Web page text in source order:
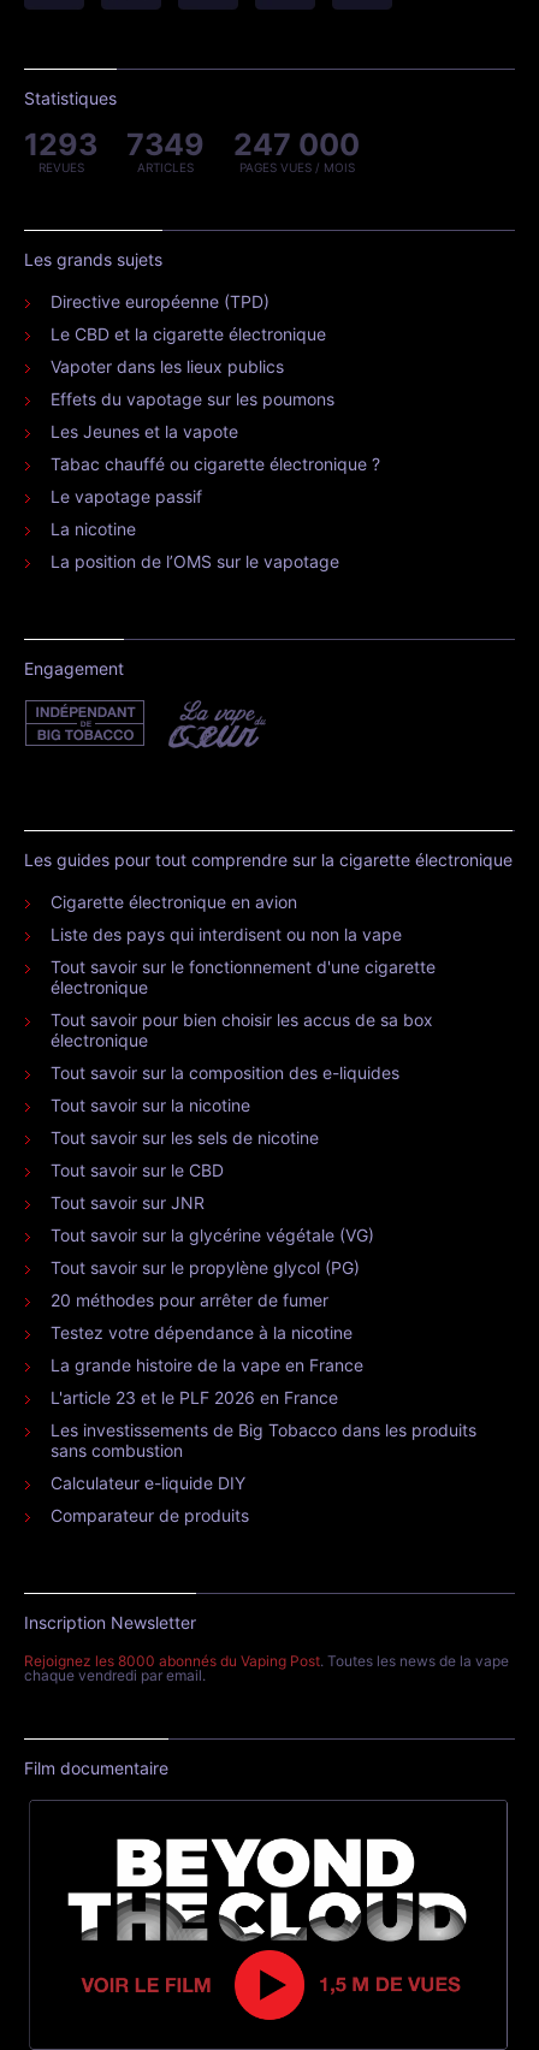
Statistiques
1293
REVUES
7349
ARTICLES
247 000
PAGES VUES / MOIS
Les grands sujets
Directive européenne (TPD)
Le CBD et la cigarette électronique
Vapoter dans les lieux publics
Effets du vapotage sur les poumons
Les Jeunes et la vapote
Tabac chauffé ou cigarette électronique ?
Le vapotage passif
La nicotine
La position de l’OMS sur le vapotage
Engagement
Les guides pour tout comprendre sur la cigarette électronique
Cigarette électronique en avion
Liste des pays qui interdisent ou non la vape
Tout savoir sur le fonctionnement d'une cigarette
électronique
Tout savoir pour bien choisir les accus de sa box
électronique
Tout savoir sur la composition des e-liquides
Tout savoir sur la nicotine
Tout savoir sur les sels de nicotine
Tout savoir sur le CBD
Tout savoir sur JNR
Tout savoir sur la glycérine végétale (VG)
Tout savoir sur le propylène glycol (PG)
20 méthodes pour arrêter de fumer
Testez votre dépendance à la nicotine
La grande histoire de la vape en France
L'article 23 et le PLF 2026 en France
Les investissements de Big Tobacco dans les produits
sans combustion
Calculateur e-liquide DIY
Comparateur de produits
Inscription Newsletter
Rejoignez les 8000 abonnés du Vaping Post. Toutes les news de la vape
chaque vendredi par email.
Film documentaire